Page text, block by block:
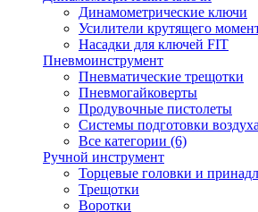
Динамометрические ключи
Усилители крутящего
Насадки для ключей FIT
Пневмоинструмент
Пневматические трещотки
Пневмогайковерты
Продувочные пистолеты
Системы подготовки воздуха
Все категории (6)
Ручной инструмент
Торцевые головки и
Трещотки
Воротки